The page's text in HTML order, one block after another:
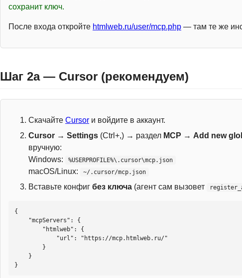
сохранит ключ.
После входа откройте htmlweb.ru/user/mcp.php — там те же
Шаг 2a — Cursor (рекомендуем)
Скачайте Cursor и войдите в аккаунт.
Cursor → Settings (Ctrl+,) → раздел MCP → Add new
вручную:
Windows:
%USERPROFILE%\.cursor\mcp.json
macOS/Linux: ~/.cursor/mcp.json
Вставьте конфиг без ключа (агент сам вызовет
{
}